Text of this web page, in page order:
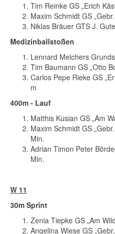
Tim Reinke GS „Erich
Maxim Schmidt GS
Niklas Bräuer GTS J.
Medizinballstoßen
Lennard Melchers
Tim Baumann GS „Otto
Carlos Pepe Rieke GS
m
400m - Lauf
Matthis Kusian GS „Am
Maxim Schmidt GS
Min.
Adrian Timon Peter
Min.
W 11
30m Sprint
Zenia Tiepke GS „Am
Angelina Wiese GS